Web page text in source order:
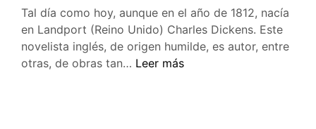
Tal día como hoy, aunque en el año de 1812, nacía
en Landport (Reino Unido) Charles Dickens. Este
novelista inglés, de origen humilde, es autor, entre
otras, de obras tan… Tal
Leer más